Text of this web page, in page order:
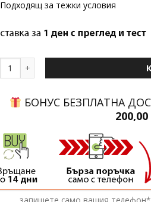
Подходящ за тежки условия
БОНУС БЕЗПЛАТНА
200,00